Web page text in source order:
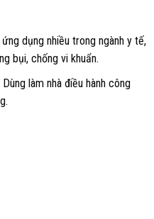
dụng nhiều trong ngành y tế,
bụi, chống vi khuẩn.
Dùng làm nhà điều hành công